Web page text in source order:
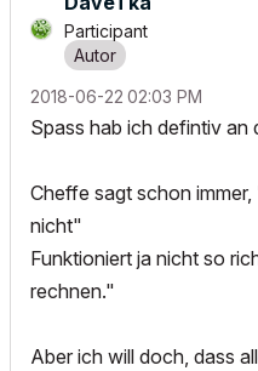
Participant
‎2018-06-22 02:03 PM
Spass hab ich defintiv an
Cheffe sagt schon
nicht"
Funktioniert ja nicht so
rechnen."
Aber ich will doch, dass